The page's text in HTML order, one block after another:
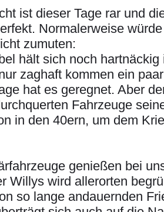
ist dieser Tage rar und
Normalerweise
zumuten:
hält sich noch
zaghaft kommen ein
hat es geregnet. Aber
Fahrzeuge
in den 40ern, um dem
genießen bei
Willys wird allerorten
so lange andauernden